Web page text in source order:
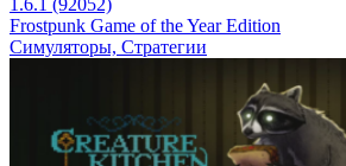
1.6.1 (92052)
Frostpunk Game of the Year Edition
Симуляторы, Стратегии